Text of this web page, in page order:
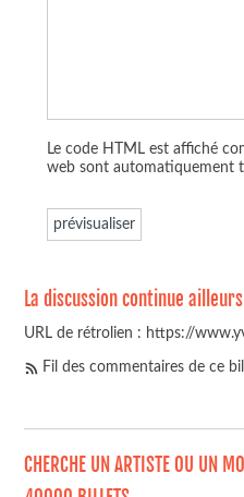
Le code HTML est affiché
web sont automatiquement
La discussion continue ailleurs
URL de rétrolien : https://
Fil des commentaires de ce
CHERCHE UN ARTISTE OU UN